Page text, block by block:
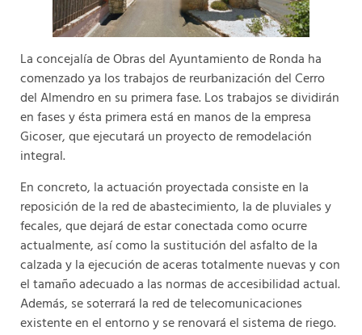
La concejalía de Obras del Ayuntamiento de Ronda ha
comenzado ya los trabajos de reurbanización del Cerro
del Almendro en su primera fase. Los trabajos se dividirán
en fases y ésta primera está en manos de la empresa
Gicoser, que ejecutará un proyecto de remodelación
integral.
En concreto, la actuación proyectada consiste en la
reposición de la red de abastecimiento, la de pluviales y
fecales, que dejará de estar conectada como ocurre
actualmente, así como la sustitución del asfalto de la
calzada y la ejecución de aceras totalmente nuevas y con
el tamaño adecuado a las normas de accesibilidad actual.
Además, se soterrará la red de telecomunicaciones
existente en el entorno y se renovará el sistema de riego.